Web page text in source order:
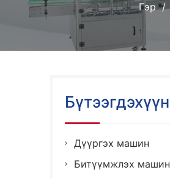
Гэр
Бүтээгдэхүүн
Дүүргэх машин
Битүүмжлэх машин